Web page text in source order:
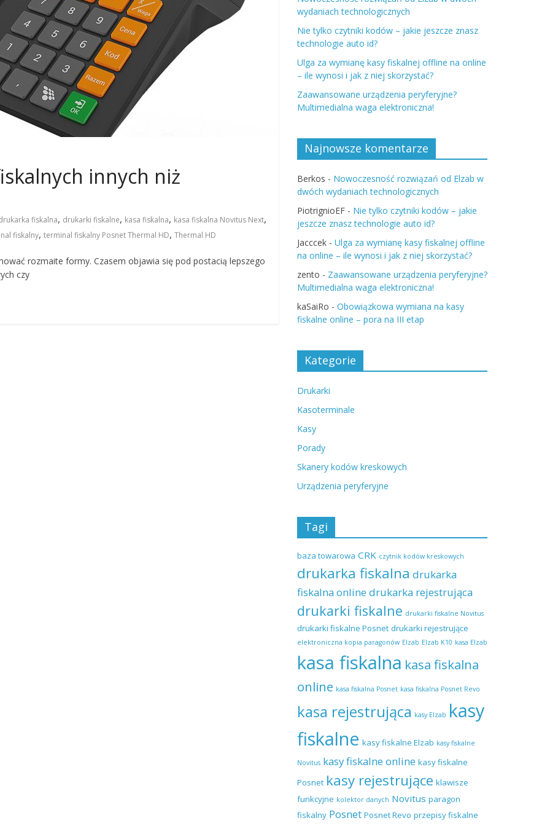
innych niż
fiskalna, drukarki fiskalne, kasa fiskalna, kasa fiskalna Novitus Next,
fiskalny, terminal fiskalny Posnet Thermal HD, Thermal HD
rozmaite formy. Czasem objawia się pod postacią lepszego
czy
wydaniach technologicznych
Nie tylko czytniki kodów – jakie jeszcze znasz
technologie auto id?
Ulga za wymianę kasy fiskalnej offline na online
– ile wynosi i jak z niej skorzystać?
Zaawansowane urządzenia peryferyjne?
Multimedialna waga elektroniczna!
Najnowsze komentarze
Berkos - Nowoczesność rozwiązań od Elzab w
dwóch wydaniach technologicznych
PiotrignioEF - Nie tylko czytniki kodów – jakie
jeszcze znasz technologie auto id?
Jacccek - Ulga za wymianę kasy fiskalnej offline
na online – ile wynosi i jak z niej skorzystać?
zento - Zaawansowane urządzenia peryferyjne?
Multimedialna waga elektroniczna!
kaSaiRo - Obowiązkowa wymiana na kasy
fiskalne online – pora na III etap
Kategorie
Drukarki
Kasoterminale
Kasy
Porady
Skanery kodów kreskowych
Urządzenia peryferyjne
Tagi
baza towarowa CRK czytnik kodów kreskowych
drukarka fiskalna drukarka
fiskalna online drukarka rejestrująca
drukarki fiskalne drukarki fiskalne Novitus
drukarki fiskalne Posnet drukarki rejestrujące
elektroniczna kopia paragonów Elzab Elzab K10 kasa Elzab
kasa fiskalna kasa fiskalna
online kasa fiskalna Posnet kasa fiskalna Posnet Revo
kasa rejestrująca kasy Elzab kasy
fiskalne kasy fiskalne Elzab kasy fiskalne
Novitus kasy fiskalne online kasy fiskalne
Posnet kasy rejestrujące klawisze
funkcyjne kolektor danych Novitus paragon
fiskalny Posnet Posnet Revo przepisy fiskalne